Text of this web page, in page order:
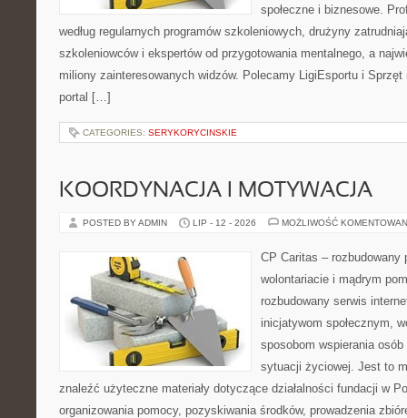
społeczne i biznesowe.
według regularnych programów szkoleniowych, drużyny
szkoleniowców i ekspertów od przygotowania mentalnego, a
miliony zainteresowanych widzów. Polecamy LigiEsportu i
portal […]
CATEGORIES: SERYKORYCINSKIE
KOORDYNACJA I MOTYWACJA
POSTED BY ADMIN LIP - 12 - 2026 MOŻLIWOŚĆ
CP Caritas – rozbudowany
wolontariacie i mądrym
rozbudowany serwis
inicjatywom społecznym,
sposobom wspierania
sytuacji życiowej. Jest to
znaleźć użyteczne materiały dotyczące działalności fundacji w
organizowania pomocy, pozyskiwania środków, prowadzenia